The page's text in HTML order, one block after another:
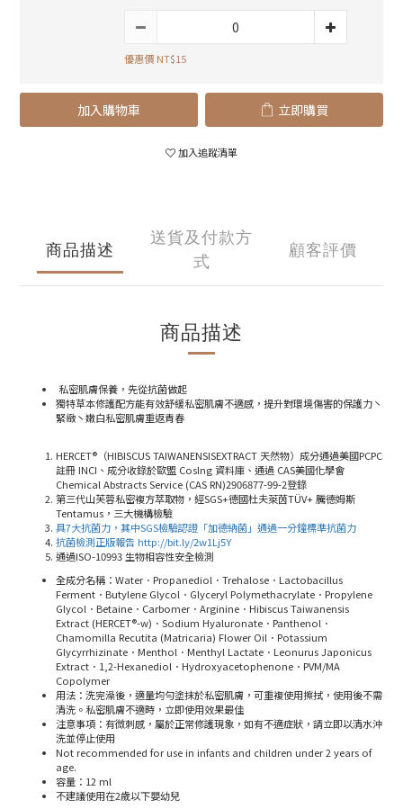
優惠價 NT$15
加入購物車 立即購買
加入追蹤清單
商品描述
送貨及付款方
式
顧客評價
商品描述
私密肌膚保養，先從抗菌做起
獨特草本修護配方能有效舒緩私密肌膚不適感，提升對環境傷害的保護力丶
緊緻丶嫩白私密肌膚重返青春
HERCET® （HIBISCUS TAIWANENSISEXTRACT 天然物）成分通過美國PCPC
註冊 INCI 、成分收錄於歐盟 CosIng資料庫、通過 CAS美國化學會
Chemical Abstracts Service (CAS RN)2906877-99-2登錄
第三代山芙蓉私密複方萃取物，經SGS+德國杜夫萊茵TÜV+騰德姆斯
Tentamus ，三大機構檢驗
具7大抗菌力，其中SGS檢驗認證「加德納菌」通過一分鐘標準抗菌力
抗菌檢測正版報告 http://bit.ly/2w1Lj5Y
通過ISO-10993 生物相容性安全檢測
全成分名稱：Water．Propanediol．Trehalose．Lactobacillus
Ferment．Butylene Glycol．Glyceryl Polymethacrylate．Propylene
Glycol．Betaine．Carbomer．Arginine．Hibiscus Taiwanensis
Extract (HERCET®-w)．Sodium Hyaluronate．Panthenol．
Chamomilla Recutita (Matricaria) Flower Oil．Potassium
Glycyrrhizinate．Menthol．Menthyl Lactate．Leonurus Japonicus
Extract．1,2-Hexanediol．Hydroxyacetophenone．PVM/MA
Copolymer
用法：洗完澡後，適量均勻塗抹於私密肌膚，可重複使用擦拭，使用後不需
清洗。私密肌膚不適時，立即使用效果最佳
注意事項：有微刺感，屬於正常修護現象，如有不適症狀，請立即以清水沖
洗並停止使用
Not recommended for use in infants and children under 2 years of
age.
容量： 12 ml
不建議使用在2歲以下嬰幼兒